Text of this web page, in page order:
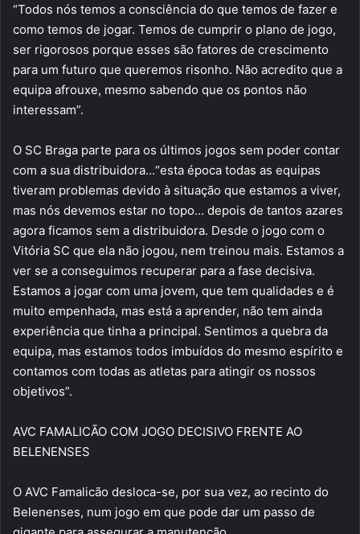
“Todos nós temos a consciência do que temos de fazer e
como temos de jogar. Temos de cumprir o plano de jogo,
ser rigorosos porque esses são fatores de crescimento
para um futuro que queremos risonho. Não acredito que a
equipa afrouxe, mesmo sabendo que os pontos não
interessam”.
O SC Braga parte para os últimos jogos sem poder contar
com a sua distribuidora…“esta época todas as equipas
tiveram problemas devido à situação que estamos a viver,
mas nós devemos estar no topo… depois de tantos azares
agora ficamos sem a distribuidora. Desde o jogo com o
Vitória SC que ela não jogou, nem treinou mais. Estamos a
ver se a conseguimos recuperar para a fase decisiva.
Estamos a jogar com uma jovem, que tem qualidades e é
muito empenhada, mas está a aprender, não tem ainda
experiência que tinha a principal. Sentimos a quebra da
equipa, mas estamos todos imbuídos do mesmo espírito e
contamos com todas as atletas para atingir os nossos
objetivos”.
AVC FAMALICÃO COM JOGO DECISIVO FRENTE AO
BELENENSES
O AVC Famalicão desloca-se, por sua vez, ao recinto do
Belenenses, num jogo em que pode dar um passo de